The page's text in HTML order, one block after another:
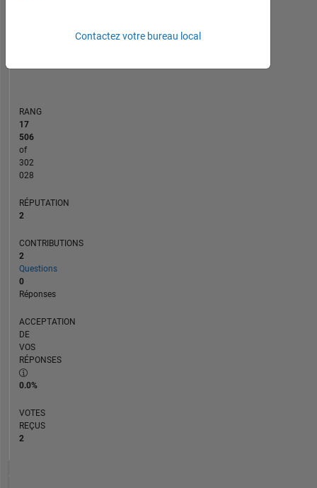
RANG
17
506
of
302
028
RÉPUTATION
2
CONTRIBUTIONS
2
Questions
0
Réponses
ACCEPTATION
DE
VOS
RÉPONSES
0.0%
VOTES
REÇUS
2
Contactez votre bureau local